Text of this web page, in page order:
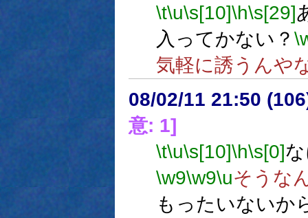
\t\u\s[10]\h\s[29]
入ってかない？
気軽に誘うんや
08/02/11 21:50
意: 1]
\t\u\s[10]\h\s[0]
\w9\w9\uそうな
もったいないか